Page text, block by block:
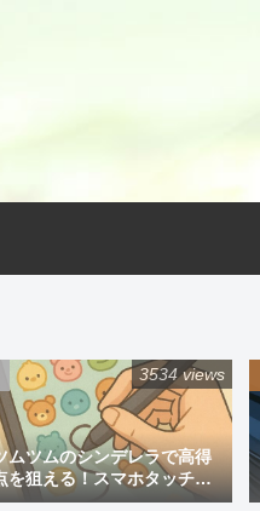
ムツムのシンデレラで高得
を狙える！スマホタッチペ
3534 views